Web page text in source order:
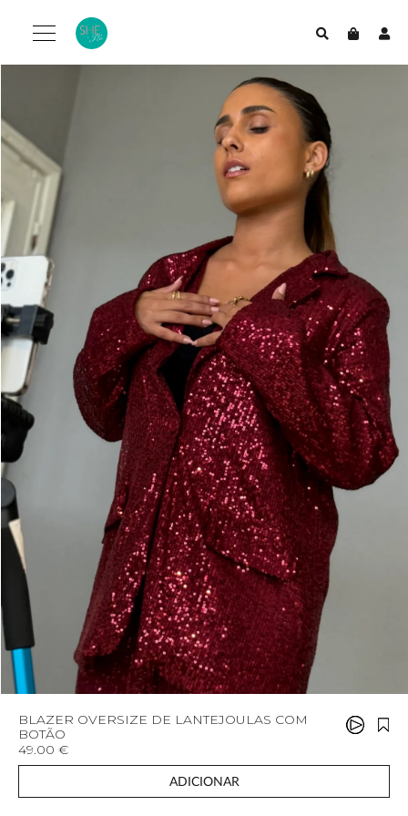
BLAZER OVERSIZE DE LANTEJOULAS COM
BOTÃO
49.00 €
ADICIONAR